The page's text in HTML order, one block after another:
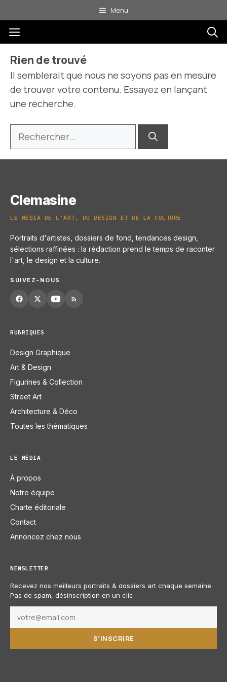
au
contenu
Menu
Menu
Rien de trouvé
Il semblerait que nous ne soyons pas en mesure
de trouver votre contenu. Essayez en lançant
une recherche.
Rechercher :
Clemasine
LE MÉDIA DE L'ART, DU DESIGN ET DE LA CULTURE
Portraits d'artistes, dossiers de fond, tendances design,
sélections raffinées : la rédaction prend le temps de raconter
l'art, le design et la culture.
SUIVEZ-NOUS
RUBRIQUES
Design Graphique
Art & Design
Figurines & Collection
Street Art
Architecture & Déco
Toutes les thématiques
LE MÉDIA
À propos
Notre équipe
Charte éditoriale
Contact
Annoncez chez nous
NEWSLETTER
Recevez nos meilleurs portraits & dossiers art chaque semaine.
Pas de spam, désinscription en un clic.
S'INSCRIRE